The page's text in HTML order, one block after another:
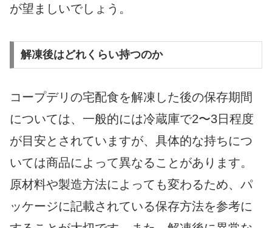
が望ましいでしょう。
解凍後はどれくらい持つのか
コープデリの宅配食を解凍した後の保存期間
については、一般的には冷蔵庫で2〜3日程度
が目安とされていますが、具体的な持ちにつ
いては商品によって異なることがあります。
原材料や製造方法によっても変わるため、パ
ッケージに記載されている保存方法を参考に